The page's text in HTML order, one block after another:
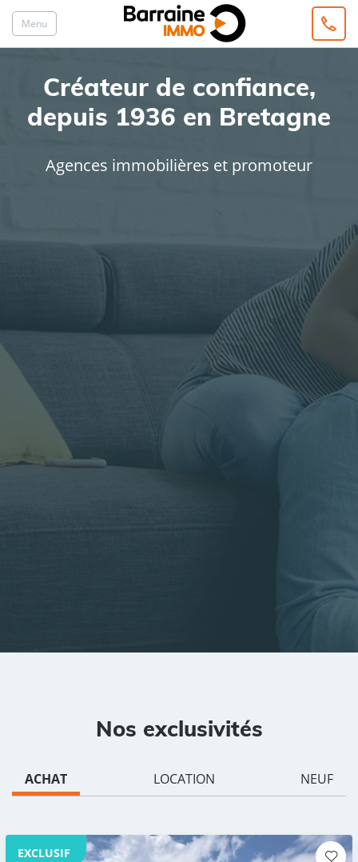
Menu
Créateur de confiance,
depuis 1936 en Bretagne
Agences immobilières et promoteur
Rayon
Nos exclusivités
ACHAT LOCATION NEUF
EXCLUSIF